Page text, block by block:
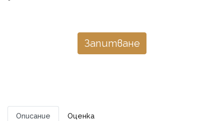
Запитване
Описание Оценка